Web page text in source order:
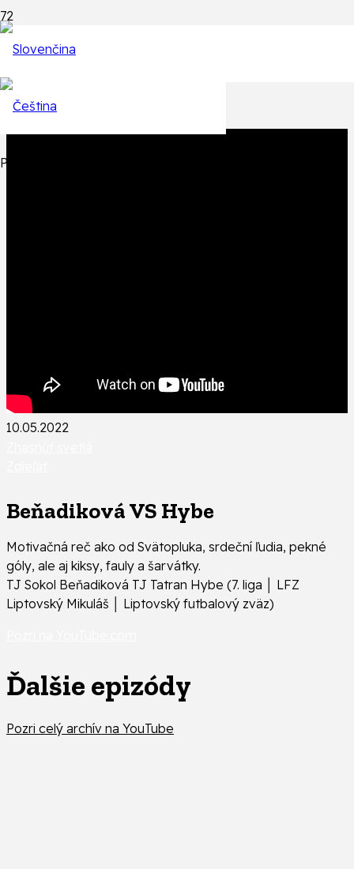
Produkt
Epizódy
Späť na zoznam epizód
10.05.2022
Beňadiková VS Hybe
Motivačná reč ako od Svätopluka, srdeční ľudia, pekné
góly, ale aj kiksy, fauly a šarvátky.
TJ Sokol Beňadiková TJ Tatran Hybe (7. liga │ LFZ
Liptovský Mikuláš │ Liptovský futbalový zväz)
Ďalšie epizódy
Pozri celý archív na YouTube